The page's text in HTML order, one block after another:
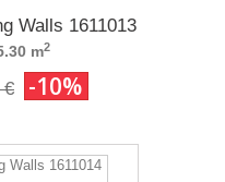
Walls 1611013
m2
€ -10%